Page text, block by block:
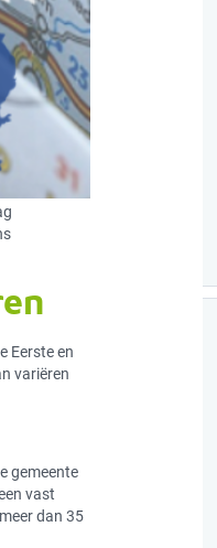
Eerste en
variëren
gemeente
vast
dan 35